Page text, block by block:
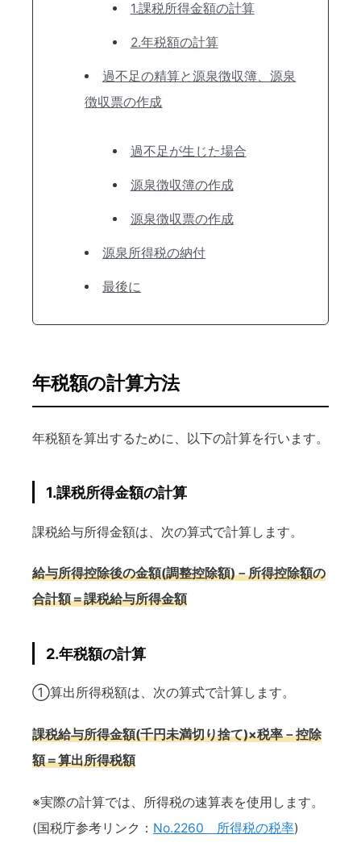
1.課税所得金額の計算
2.年税額の計算
過不足の精算と源泉徴収簿、源泉
徴収票の作成
過不足が生じた場合
源泉徴収簿の作成
源泉徴収票の作成
源泉所得税の納付
最後に
年税額の計算方法
年税額を算出するために、以下の計算を行います。
1.課税所得金額の計算
課税給与所得金額は、次の算式で計算します。
給与所得控除後の金額(調整控除額)－所得控除額の
合計額＝課税給与所得金額
2.年税額の計算
①算出所得税額は、次の算式で計算します。
課税給与所得金額(千円未満切り捨て)×税率－控除
額＝算出所得税額
※実際の計算では、所得税の速算表を使用します。
(国税庁参考リンク： No.2260 所得税の税率)